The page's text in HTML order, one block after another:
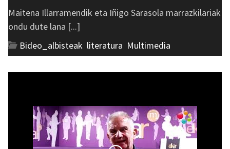
Maitena Illarramendik eta Iñigo Sarasola marrazkilariak
ondu dute lana [...]
Bideo_albisteak literatura Multimedia